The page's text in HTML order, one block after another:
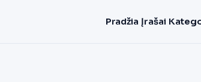
Pradžia Įrašai